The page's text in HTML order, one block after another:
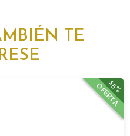
TE
15%
OFERTA